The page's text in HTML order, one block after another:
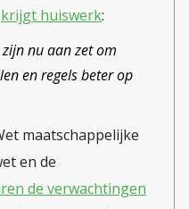
in
dat de
en
hand op.
weinig’,
van
krijgt huiswerk:
nu aan zet om
en regels beter op
maatschappelijke
en de
de verwachtingen